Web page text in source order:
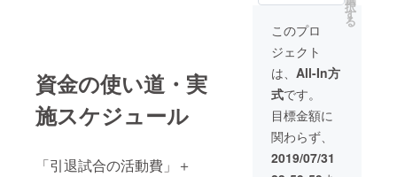
資金の使い道・実
施スケジュール
「引退試合の活動費」＋
ウリ
株式会
社 一般
財団法
人
BOATR
ACE振
興会 株
式会社
間の経
験を北
海道内
にお届
けしま
す！ ※
備考欄
に、
サッ
カー教
室を開
催する
フォー
ム 私
の“古
巣”浦和
との一
戦の公
式試合
球、そ
して全
選手の
サイン
入りユ
択
す
る
このプロ
ジェクト
は、 All-In方
式です。
目標金額に
関わらず、
2019/07/31